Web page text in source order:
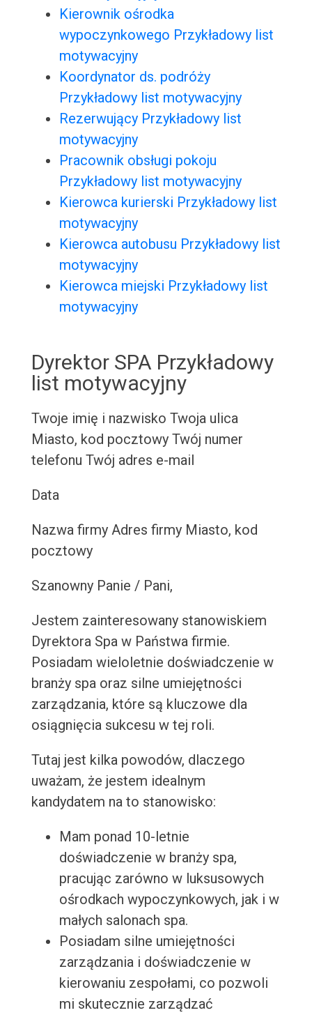
Kierownik ośrodka
wypoczynkowego Przykładowy list
motywacyjny
Koordynator ds. podróży
Przykładowy list motywacyjny
Rezerwujący Przykładowy list
motywacyjny
Pracownik obsługi pokoju
Przykładowy list motywacyjny
Kierowca kurierski Przykładowy list
motywacyjny
Kierowca autobusu Przykładowy list
motywacyjny
Kierowca miejski Przykładowy list
motywacyjny
Dyrektor SPA Przykładowy
list motywacyjny
Twoje imię i nazwisko Twoja ulica
Miasto, kod pocztowy Twój numer
telefonu Twój adres e-mail
Data
Nazwa firmy Adres firmy Miasto, kod
pocztowy
Szanowny Panie / Pani,
Jestem zainteresowany stanowiskiem
Dyrektora Spa w Państwa firmie.
Posiadam wieloletnie doświadczenie w
branży spa oraz silne umiejętności
zarządzania, które są kluczowe dla
osiągnięcia sukcesu w tej roli.
Tutaj jest kilka powodów, dlaczego
uważam, że jestem idealnym
kandydatem na to stanowisko:
Mam ponad 10-letnie
doświadczenie w branży spa,
pracując zarówno w luksusowych
ośrodkach wypoczynkowych, jak i w
małych salonach spa.
Posiadam silne umiejętności
zarządzania i doświadczenie w
kierowaniu zespołami, co pozwoli
mi skutecznie zarządzać